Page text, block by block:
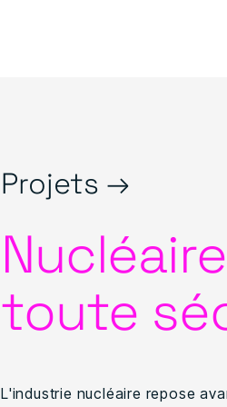
Projets →
toute
L'industrie nucléaire repose